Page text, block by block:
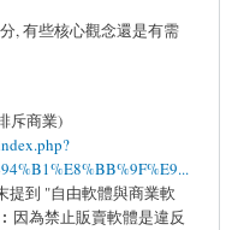
, 有些核心觀念還是有需
斥商業)
提到 "自由軟體與商業軟
因為禁止販賣軟體是違反